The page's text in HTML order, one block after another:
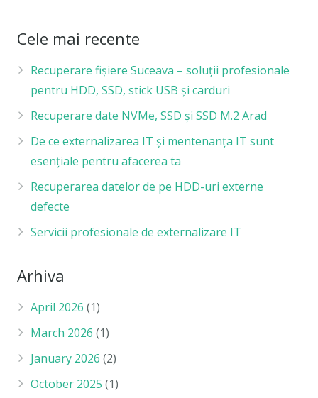
Cele mai recente
Recuperare fișiere Suceava – soluții profesionale
pentru HDD, SSD, stick USB și carduri
Recuperare date NVMe, SSD și SSD M.2 Arad
De ce externalizarea IT și mentenanța IT sunt
esențiale pentru afacerea ta
Recuperarea datelor de pe HDD-uri externe
defecte
Servicii profesionale de externalizare IT
Arhiva
April 2026 (1)
March 2026 (1)
January 2026 (2)
October 2025 (1)